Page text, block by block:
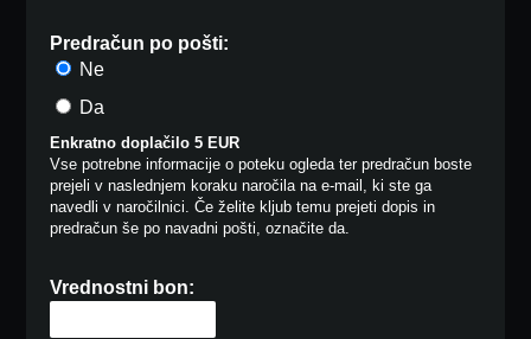
Predračun po pošti:
Ne
Da
Enkratno doplačilo 5 EUR
Vse potrebne informacije o poteku ogleda ter predračun boste
prejeli v naslednjem koraku naročila na e-mail, ki ste ga
navedli v naročilnici. Če želite kljub temu prejeti dopis in
predračun še po navadni pošti, označite da.
Vrednostni bon: